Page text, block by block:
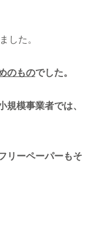
した。
のものでした。
規模事業者では、
リーペーパーもそ